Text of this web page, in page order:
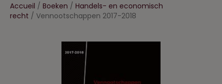
Accueil / Boeken / Handels- en economisch
recht / Vennootschappen 2017-2018